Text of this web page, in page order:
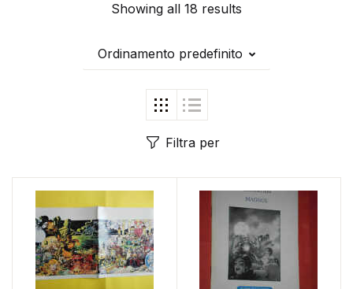
Showing all 18 results
Ordinamento predefinito
Filtra per